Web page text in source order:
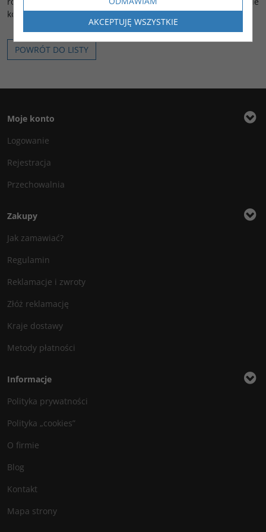
korków pneumatycznych w agresywnych środowiskach.
POWRÓT DO LISTY
Moje konto
Logowanie
Rejestracja
Przechowalnia
Zakupy
Jak zamawiać?
Regulamin
Reklamacje i zwroty
Złóż reklamację
Kraje dostawy
Metody płatności
Informacje
Polityka prywatności
Polityka „cookies”
O firmie
Blog
Kontakt
Mapa strony
AKCEPTUJĘ WSZYSTKIE